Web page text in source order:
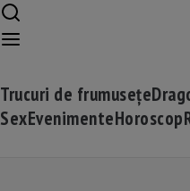
Trucuri de frumusețe
SexEvenimenteHoroscop